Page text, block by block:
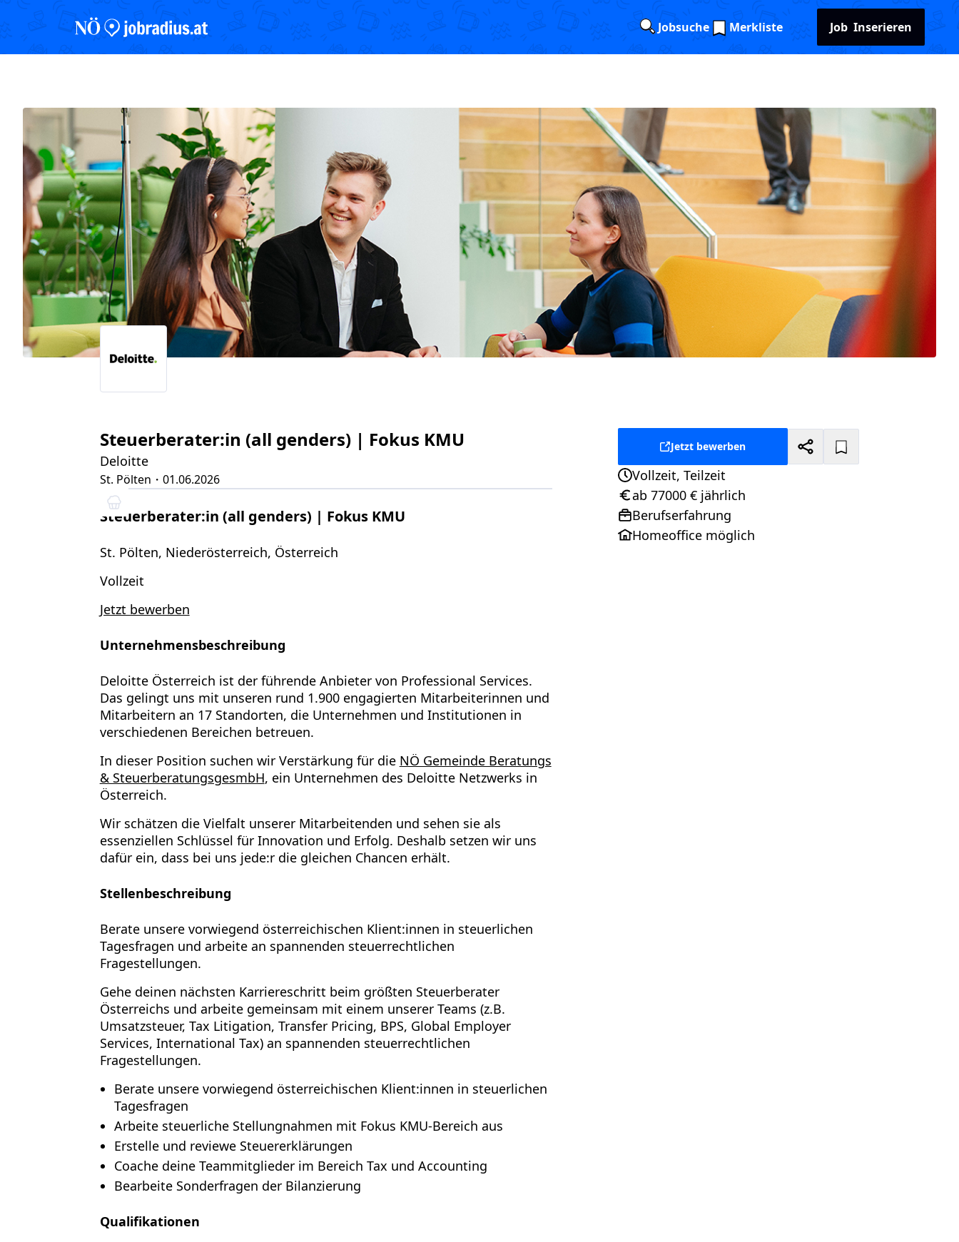
Jobsuche Merkliste Job Inserieren
Steuerberater:in (all genders) | Fokus KMU
Deloitte
St. Pölten ・01.06.2026
Steuerberater:in (all genders) | Fokus KMU
St. Pölten, Niederösterreich, Österreich
Vollzeit
Jetzt bewerben
Unternehmensbeschreibung
Deloitte Österreich ist der führende Anbieter von Professional Services.
Das gelingt uns mit unseren rund 1.900 engagierten Mitarbeiterinnen und
Mitarbeitern an 17 Standorten, die Unternehmen und Institutionen in
verschiedenen Bereichen betreuen.
In dieser Position suchen wir Verstärkung für die NÖ Gemeinde Beratungs
& SteuerberatungsgesmbH, ein Unternehmen des Deloitte Netzwerks in
Österreich.
Wir schätzen die Vielfalt unserer Mitarbeitenden und sehen sie als
essenziellen Schlüssel für Innovation und Erfolg. Deshalb setzen wir uns
dafür ein, dass bei uns jede:r die gleichen Chancen erhält.
Stellenbeschreibung
Berate unsere vorwiegend österreichischen Klient:innen in steuerlichen
Tagesfragen und arbeite an spannenden steuerrechtlichen
Fragestellungen.
Gehe deinen nächsten Karriereschritt beim größten Steuerberater
Österreichs und arbeite gemeinsam mit einem unserer Teams (z.B.
Umsatzsteuer, Tax Litigation, Transfer Pricing, BPS, Global Employer
Services, International Tax) an spannenden steuerrechtlichen
Fragestellungen.
Berate unsere vorwiegend österreichischen Klient:innen in steuerlichen
Tagesfragen
Arbeite steuerliche Stellungnahmen mit Fokus KMU-Bereich aus
Erstelle und reviewe Steuererklärungen
Coache deine Teammitglieder im Bereich Tax und Accounting
Bearbeite Sonderfragen der Bilanzierung
Qualifikationen
Jetzt bewerben
Anstellungsart:
Vollzeit, Teilzeit
Gehalt:
ab 77000 € jährlich
Positionsebene:
Berufserfahrung
Homeoffice möglich